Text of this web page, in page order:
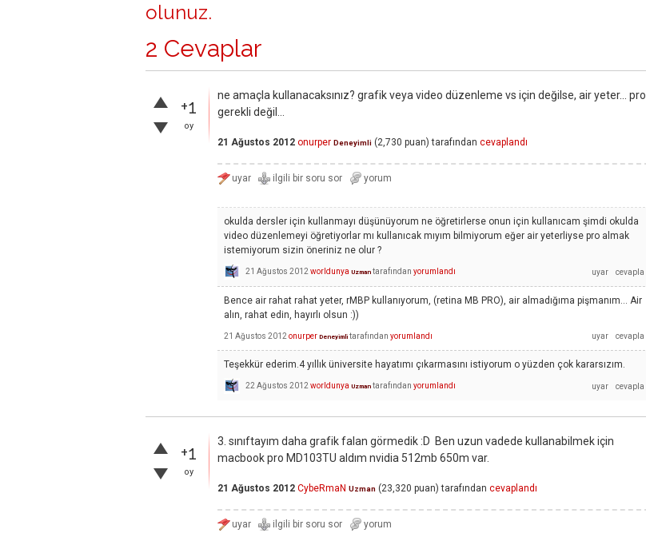
olunuz.
2 Cevaplar
+1
oy
ne amaçla kullanacaksınız? grafik veya video düzenleme vs için değilse, air yeter... pro
gerekli değil...
21 Ağustos 2012 onurper Deneyimli (2,730 puan) tarafından cevaplandı
okulda dersler için kullanmayı düşünüyorum ne öğretirlerse onun için kullanıcam şimdi okulda
video düzenlemeyi öğretiyorlar mı kullanıcak mıyım bilmiyorum eğer air yeterliyse pro almak
istemiyorum sizin öneriniz ne olur ?
21 Ağustos 2012 worldunya Uzman tarafından yorumlandı
Bence air rahat rahat yeter, rMBP kullanıyorum, (retina MB PRO), air almadığıma pişmanım... Air
alın, rahat edin, hayırlı olsun :))
21 Ağustos 2012 onurper Deneyimli tarafından yorumlandı
Teşekkür ederim.4 yıllık üniversite hayatımı çıkarmasını istiyorum o yüzden çok kararsızım.
22 Ağustos 2012 worldunya Uzman tarafından yorumlandı
+1
oy
3. sınıftayım daha grafik falan görmedik :D Ben uzun vadede kullanabilmek için
macbook pro MD103TU aldım nvidia 512mb 650m var.
21 Ağustos 2012 CybeRmaN Uzman (23,320 puan) tarafından cevaplandı